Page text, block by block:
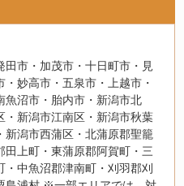
市・加茂市・十日町市・見
妙高市・五泉市・上越市・
魚沼市・胎内市・新潟市北
・新潟市江南区・新潟市秋葉
新潟市西蒲区・北蒲原郡聖籠
上町・東蒲原郡阿賀町・三
中魚沼郡津南町・刈羽郡刈